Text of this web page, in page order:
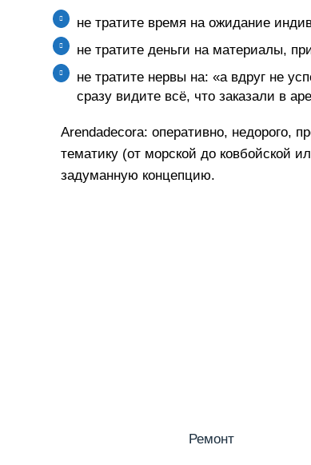
не тратите время на ожидание
не тратите деньги на материалы,
не тратите нервы на: «а вдруг не
сразу видите всё, что заказали в
Arendadecora: оперативно, недорого,
тематику (от морской до ковбойской
задуманную концепцию.
Ремонт